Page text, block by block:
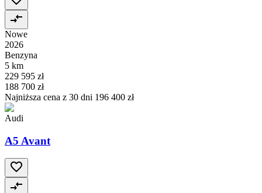
Nowe
2026
Benzyna
5 km
229 595 zł
188 700 zł
Najniższa cena z 30 dni 196 400 zł
Audi
A5 Avant